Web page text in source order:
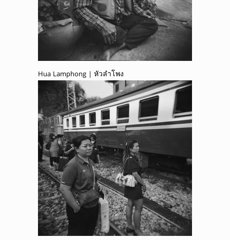
Hua Lamphong | หัวลำโพง